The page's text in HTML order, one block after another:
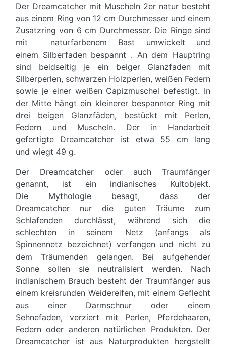
Der Dreamcatcher mit Muscheln 2er natur besteht
aus einem Ring von 12 cm Durchmesser und einem
Zusatzring von 6 cm Durchmesser. Die Ringe sind
mit naturfarbenem Bast umwickelt und
einem Silberfaden bespannt . An dem Hauptring
sind beidseitig je ein beiger Glanzfaden mit
Silberperlen, schwarzen Holzperlen, weißen Federn
sowie je einer weißen Capizmuschel befestigt. In
der Mitte hängt ein kleinerer bespannter Ring mit
drei beigen Glanzfäden, bestückt mit Perlen,
Federn und Muscheln. Der in Handarbeit
gefertigte Dreamcatcher ist etwa 55 cm lang
und wiegt 49 g.
Der Dreamcatcher oder auch Traumfänger
genannt, ist ein indianisches Kultobjekt.
Die Mythologie besagt, dass der
Dreamcatcher nur die guten Träume zum
Schlafenden durchlässt, während sich die
schlechten in seinem Netz (anfangs als
Spinnennetz bezeichnet) verfangen und nicht zu
dem Träumenden gelangen. Bei aufgehender
Sonne sollen sie neutralisiert werden. Nach
indianischem Brauch besteht der Traumfänger aus
einem kreisrunden Weidereifen, mit einem Geflecht
aus einer Darmschnur oder einem
Sehnefaden, verziert mit Perlen, Pferdehaaren,
Federn oder anderen natürlichen Produkten. Der
Dreamcatcher ist aus Naturprodukten hergstellt